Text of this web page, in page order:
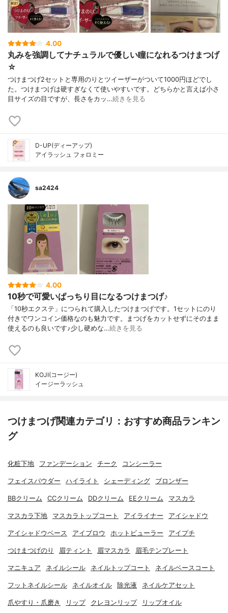
4.00
丸みを強調してナチュラルで優しい瞳になれるつけまつげ
☆
つけまつげ2セットと専用のりとツイーザーがついて1000円ほどでし
た。つけまつげは硬すぎなくて使いやすいです。どちらかと言えば小さ
目サイズの目ですが、長さをカッ…続きを見る
D-UP(ディーアップ)
アイラッシュ フォロミー
sa2424
4.00
10秒で可愛いぱっちり目になるつけまつげ♪
「10秒エクステ」につられて購入したつけまつげです。1セットにのり
付きでワンコイン価格なのも魅力です。まつげをカットせずにそのまま
使えるのも良いです♪少し硬めな…続きを見る
KOJI(コージー)
イージーラッシュ
つけまつげ関連カテゴリ：おすすめ商品ランキン
グ
化粧下地 ファンデーション チーク コンシーラー
フェイスパウダー ハイライト シェーディング ブロンザー
BBクリーム CCクリーム DDクリーム EEクリーム マスカラ
マスカラ下地 マスカラトップコート アイライナー アイシャドウ
アイシャドウベース アイブロウ ホットビューラー アイプチ
つけまつげのり 眉ティント 眉マスカラ 眉毛テンプレート
マニキュア ネイルシール ネイルトップコート ネイルベースコート
フットネイルシール ネイルオイル 除光液 ネイルケアセット
爪やすり・爪磨き リップ クレヨンリップ リップオイル